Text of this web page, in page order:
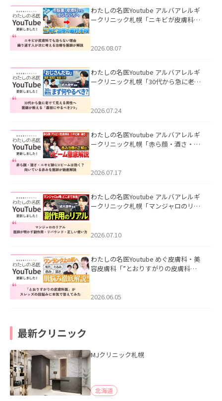
わたしの名医Youtube アルバアレルギ
ークリニック札幌「ニキビが皮膚科で
ました。
2026.08.07
わたしの名医Youtube アルバアレルギ
ークリニック札幌「30代から急に老け
た。
2026.07.24
わたしの名医Youtube アルバアレルギ
ークリニック札幌「赤ら顔・酒さ・ニ
した。
2026.07.17
わたしの名医Youtube アルバアレルギ
ークリニック札幌「マンジャロのリア
た。
2026.07.10
わたしの名医Youtube めぐ皮膚科・美
容皮膚科「”とおりすがりの皮膚科
2026.06.05
最新クリニック
MJクリニック札幌
北海道